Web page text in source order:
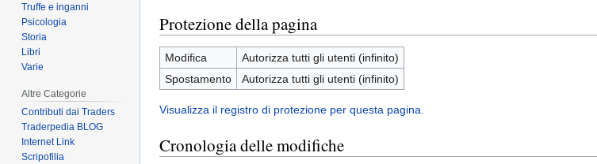
Protezione della pagina
Modifica
Autorizza tutti gli utenti (infinito)
Spostamento
Autorizza tutti gli utenti (infinito)
Visualizza il registro di protezione per questa pagina.
Cronologia delle modifiche
Truffe e inganni
Psicologia
Storia
Libri
Varie
Altre Categorie
Contributi dai Traders
Traderpedia BLOG
Internet Link
Scripofilia